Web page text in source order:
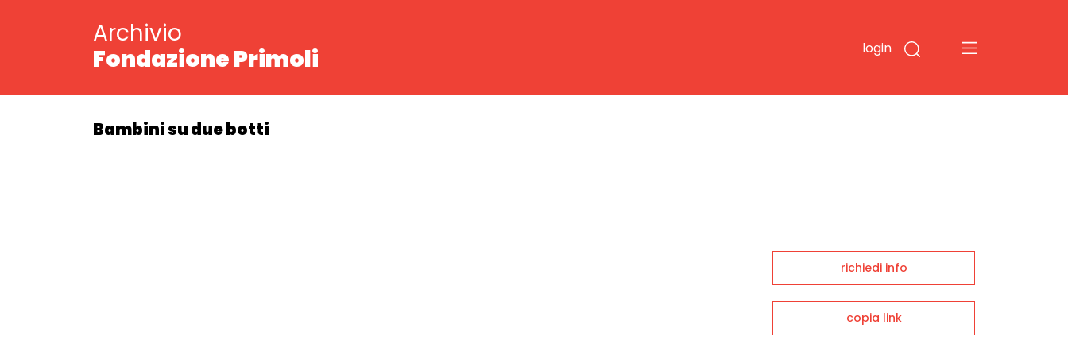
Archivio
Fondazione Primoli
login
Bambini su due botti
richiedi info
copia link